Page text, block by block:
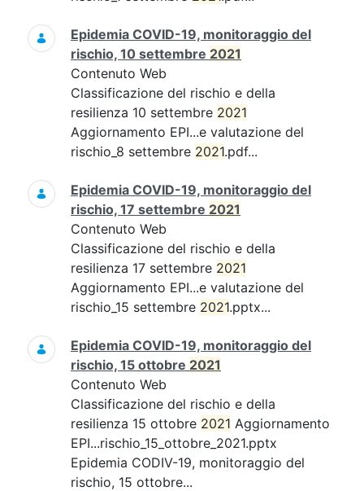
Epidemia COVID-19, monitoraggio del
rischio, 10 settembre 2021
Contenuto Web
Classificazione del rischio e della
resilienza 10 settembre 2021
Aggiornamento EPI...e valutazione del
rischio_8 settembre 2021.pdf...
Epidemia COVID-19, monitoraggio del
rischio, 17 settembre 2021
Contenuto Web
Classificazione del rischio e della
resilienza 17 settembre 2021
Aggiornamento EPI...e valutazione del
rischio_15 settembre 2021.pptx...
Epidemia COVID-19, monitoraggio del
rischio, 15 ottobre 2021
Contenuto Web
Classificazione del rischio e della
resilienza 15 ottobre 2021 Aggiornamento
EPI...rischio_15_ottobre_2021.pptx
Epidemia CODIV-19, monitoraggio del
rischio, 15 ottobre...